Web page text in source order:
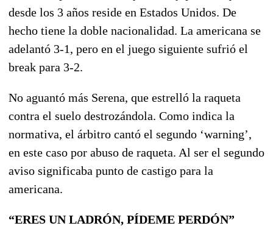
desde los 3 años reside en Estados Unidos. De
hecho tiene la doble nacionalidad. La americana se
adelantó 3-1, pero en el juego siguiente sufrió el
break para 3-2.
No aguantó más Serena, que estrelló la raqueta
contra el suelo destrozándola. Como indica la
normativa, el árbitro cantó el segundo ‘warning’,
en este caso por abuso de raqueta. Al ser el segundo
aviso significaba punto de castigo para la
americana.
“ERES UN LADRÓN, PÍDEME PERDÓN”